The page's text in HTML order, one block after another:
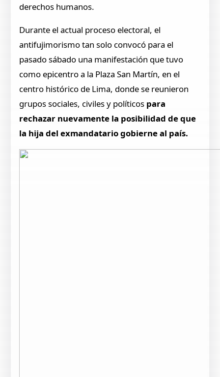
derechos humanos.
Durante el actual proceso electoral, el
antifujimorismo tan solo convocó para el
pasado sábado una manifestación que tuvo
como epicentro a la Plaza San Martín, en el
centro histórico de Lima, donde se reunieron
grupos sociales, civiles y políticos para
rechazar nuevamente la posibilidad de que
la hija del exmandatario gobierne al país.